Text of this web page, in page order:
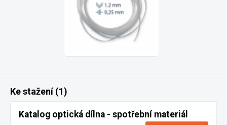
Ke stažení (1)
Katalog optická dílna - spotřební materiál